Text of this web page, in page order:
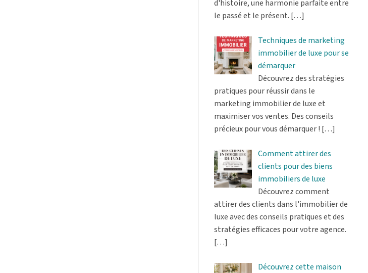
d'histoire, une harmonie parfaite entre
le passé et le présent. […]
Techniques de marketing
immobilier de luxe pour se
démarquer
Découvrez des stratégies
pratiques pour réussir dans le
marketing immobilier de luxe et
maximiser vos ventes. Des conseils
précieux pour vous démarquer ! […]
Comment attirer des
clients pour des biens
immobiliers de luxe
Découvrez comment
attirer des clients dans l'immobilier de
luxe avec des conseils pratiques et des
stratégies efficaces pour votre agence.
[…]
Découvrez cette maison